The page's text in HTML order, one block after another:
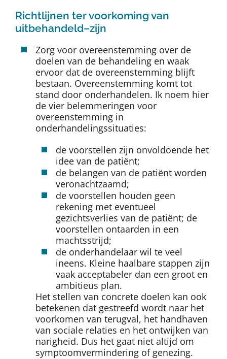
Richtlijnen ter voorkoming van
uitbehandeld–zijn
Zorg voor overeenstemming over de
doelen van de behandeling en waak
ervoor dat de overeenstemming blijft
bestaan. Overeenstemming komt tot
stand door onderhandelen. Ik noem hier
de vier belemmeringen voor
overeenstemming in
onderhandelingssituaties:
de voorstellen zijn onvoldoende het
idee van de patiënt;
de belangen van de patiënt worden
veronachtzaamd;
de voorstellen houden geen
rekening met eventueel
gezichtsverlies van de patiënt; de
voorstellen ontaarden in een
machtsstrijd;
de onderhandelaar wil te veel
ineens. Kleine haalbare stappen zijn
vaak acceptabeler dan een groot en
ambitieus plan.
Het stellen van concrete doelen kan ook
betekenen dat gestreefd wordt naar het
voorkomen van terugval, het handhaven
van sociale relaties en het ontwijken van
narigheid. Dus het gaat niet altijd om
symptoomvermindering of genezing.